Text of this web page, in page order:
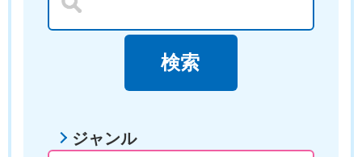
ジャンル